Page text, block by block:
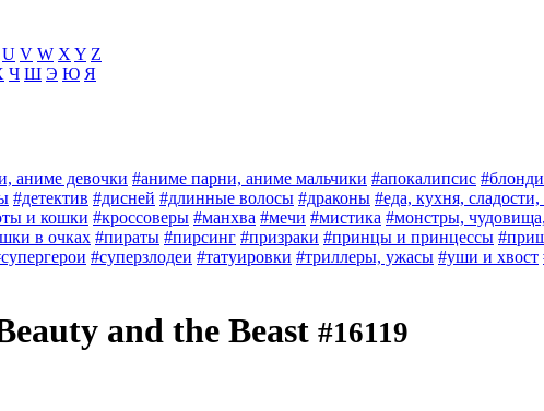
U V W X Y Z
Ч Ш Э Ю Я
аниме девочки #аниме парни, аниме мальчики #апокалипсис
#детектив #дисней #длинные волосы #драконы #еда, кухня,
и кошки #кроссоверы #манхва #мечи #мистика #монстры,
в очках #пираты #пирсинг #призраки #принцы и принцессы
#суперзлодеи #татуировки #триллеры, ужасы #уши и хвост
and the Beast #16119